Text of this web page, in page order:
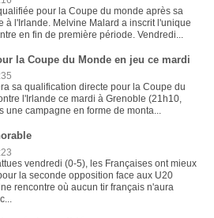
pour la Coupe du monde après sa
à l'Irlande. Melvine Malard a inscrit l'unique
en fin de première période. Vendredi...
la Coupe du Monde en jeu ce mardi
sa qualification directe pour la Coupe du
l'Irlande ce mardi à Grenoble (21h10,
une campagne en forme de monta...
vendredi (0-5), les Françaises ont mieux
la seconde opposition face aux U20
rencontre où aucun tir français n'aura